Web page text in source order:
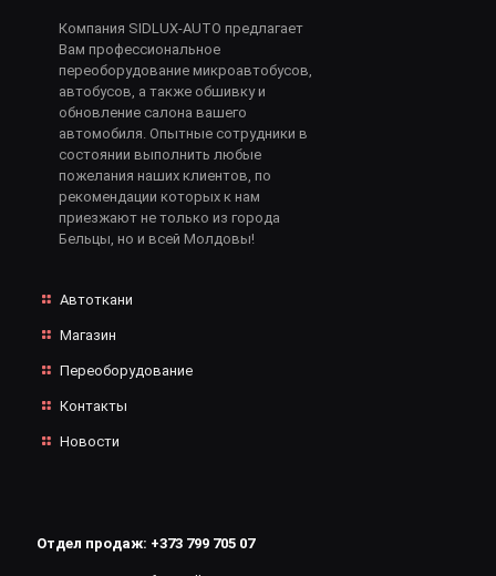
Компания SIDLUX-AUTO предлагает
Вам профессиональное
переоборудование микроавтобусов,
автобусов, а также обшивку и
обновление салона вашего
автомобиля. Опытные сотрудники в
состоянии выполнить любые
пожелания наших клиентов, по
рекомендации которых к нам
приезжают не только из города
Бельцы, но и всей Молдовы!
Автоткани
Магазин
Переоборудование
Контакты
Новости
Отдел продаж: +373 799 705 07